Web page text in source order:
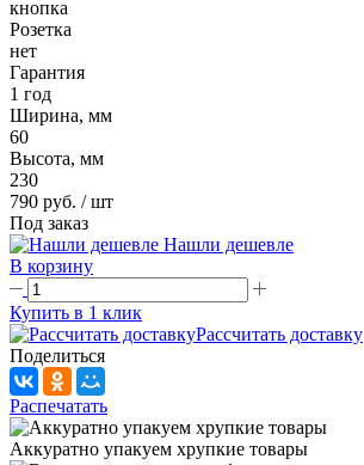
кнопка
Розетка
нет
Гарантия
1 год
Ширина, мм
60
Высота, мм
230
790 руб. / шт
Под заказ
Нашли дешевле
В корзину
Купить в 1 клик
Рассчитать доставку
Поделиться
Распечатать
Аккуратно упакуем хрупкие товары